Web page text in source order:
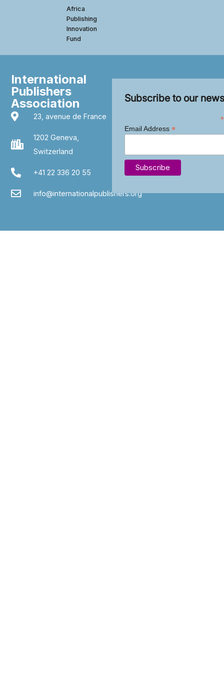
Africa
Publishing
Innovation
Fund
International
Publishers
Association
23, avenue de France
1202 Geneva,
Switzerland
+41 22 336 20 55
info@internationalpublishers.org
Subscribe to our
*
Email Address *